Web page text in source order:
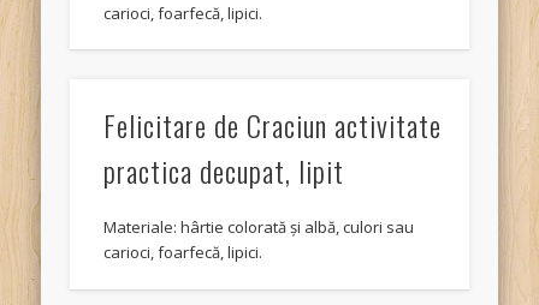
carioci, foarfecă, lipici.
Felicitare de Craciun activitate
practica decupat, lipit
Materiale: hârtie colorată și albă, culori sau
carioci, foarfecă, lipici.